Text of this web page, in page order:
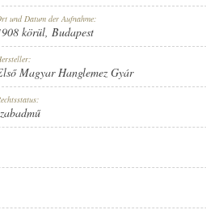
GYÁR
und Datum der Aufnahme:
körül, Budapest
Magyar Hanglemez Gyár